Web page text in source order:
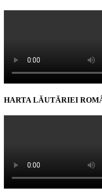
HARTA LĂUTĂRIEI